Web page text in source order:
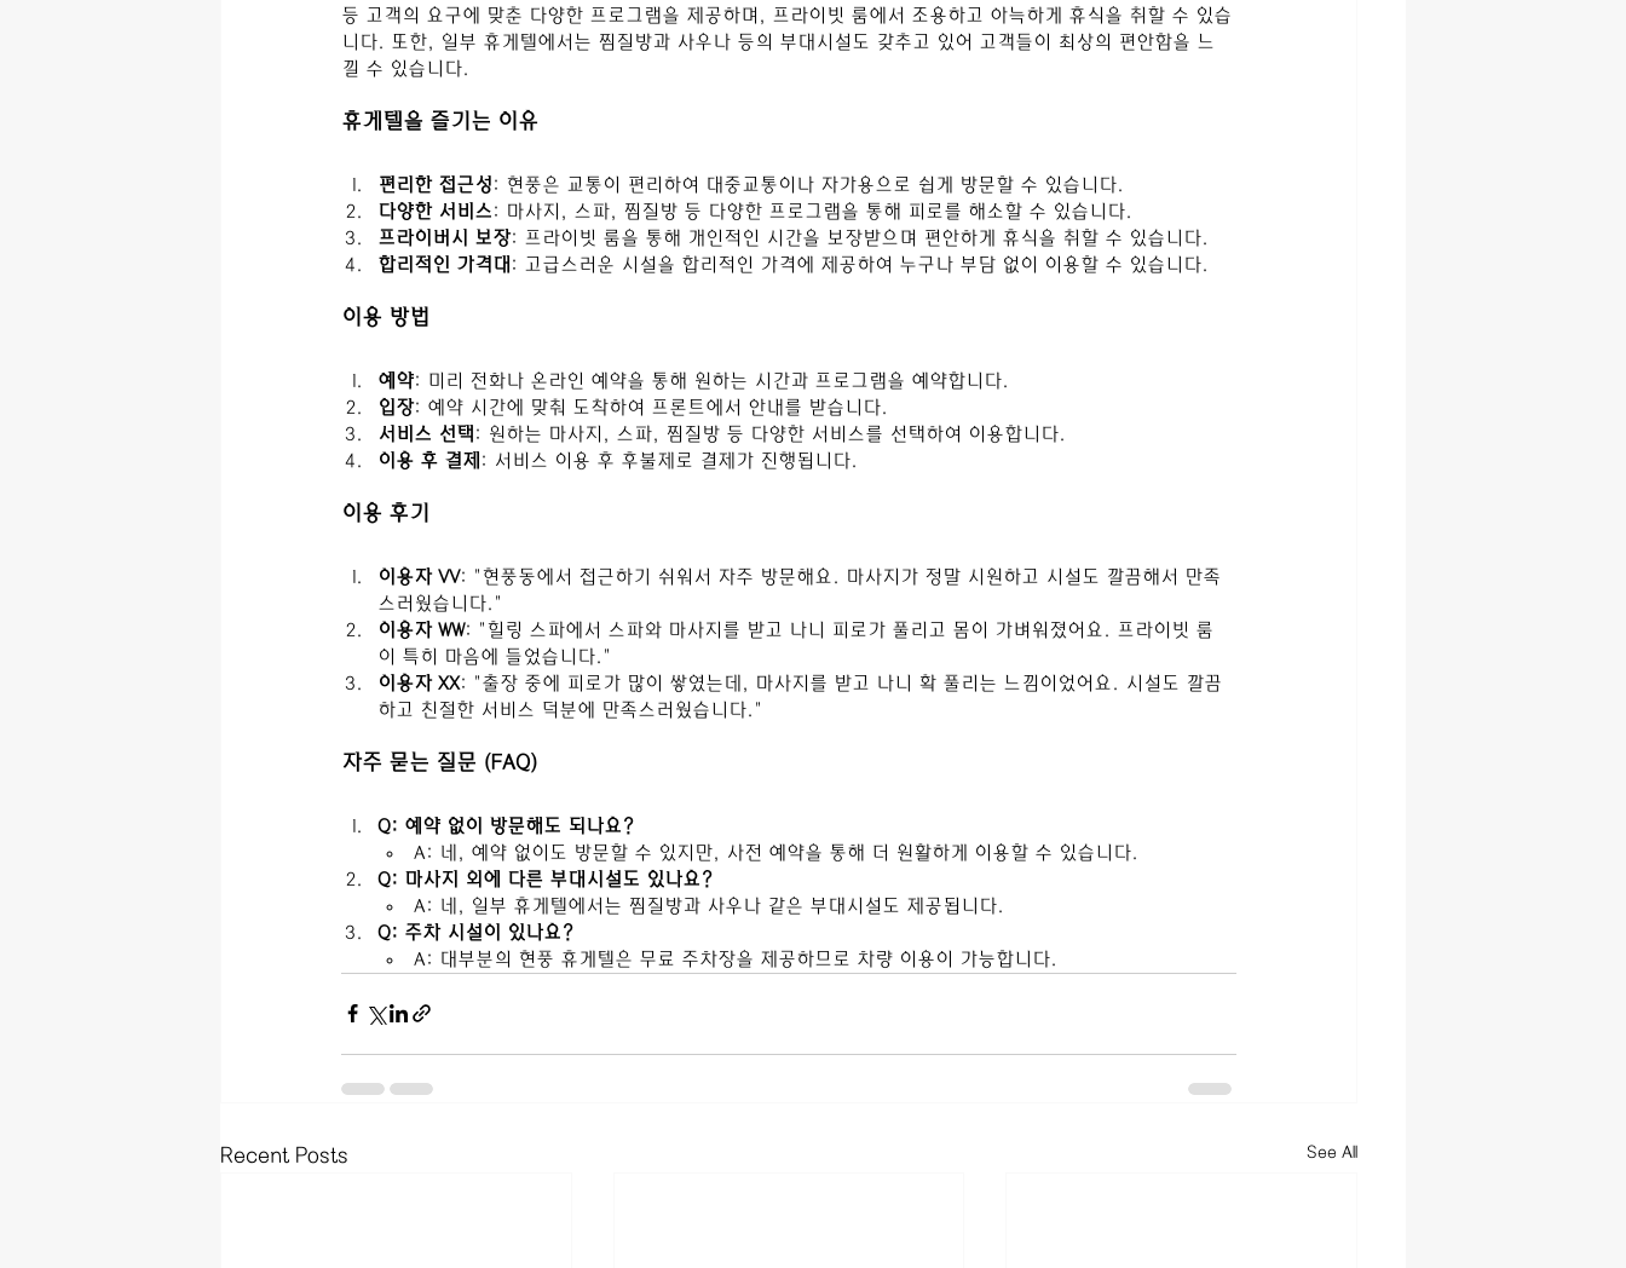
등 고객의 요구에 맞춘 다양한 프로그램을 제공하며, 프라이빗 룸에서 조용하고 아늑하게 휴식을 취할 수 있습
니다. 또한, 일부 휴게텔에서는 찜질방과 사우나 등의 부대시설도 갖추고 있어 고객들이 최상의 편안함을 느
낄 수 있습니다.
휴게텔을 즐기는 이유
편리한 접근성: 현풍은 교통이 편리하여 대중교통이나 자가용으로 쉽게 방문할 수 있습니다.
다양한 서비스: 마사지, 스파, 찜질방 등 다양한 프로그램을 통해 피로를 해소할 수 있습니다.
프라이버시 보장: 프라이빗 룸을 통해 개인적인 시간을 보장받으며 편안하게 휴식을 취할 수 있습니다.
합리적인 가격대 : 고급스러운 시설을 합리적인 가격에 제공하여 누구나 부담 없이 이용할 수 있습니다.
이용 방법
예약: 미리 전화나 온라인 예약을 통해 원하는 시간과 프로그램을 예약합니다.
입장: 예약 시간에 맞춰 도착하여 프론트에서 안내를 받습니다.
서비스 선택 : 원하는 마사지, 스파, 찜질방 등 다양한 서비스를 선택하여 이용합니다.
이용 후 결제 : 서비스 이용 후 후불제로 결제가 진행됩니다.
이용 후기
이용자 VV: "현풍동에서 접근하기 쉬워서 자주 방문해요. 마사지가 정말 시원하고 시설도 깔끔해서 만족
스러웠습니다."
이용자 WW: "힐링 스파에서 스파와 마사지를 받고 나니 피로가 풀리고 몸이 가벼워졌어요. 프라이빗 룸
이 특히 마음에 들었습니다."
이용자 XX: "출장 중에 피로가 많이 쌓였는데, 마사지를 받고 나니 확 풀리는 느낌이었어요. 시설도 깔끔
하고 친절한 서비스 덕분에 만족스러웠습니다."
자주 묻는 질문 (FAQ)
Q: 예약 없이 방문해도 되나요?
A: 네, 예약 없이도 방문할 수 있지만, 사전 예약을 통해 더 원활하게 이용할 수 있습니다.
Q: 마사지 외에 다른 부대시설도 있나요?
A: 네, 일부 휴게텔에서는 찜질방과 사우나 같은 부대시설도 제공됩니다.
Q: 주차 시설이 있나요?
A: 대부분의 현풍 휴게텔은 무료 주차장을 제공하므로 차량 이용이 가능합니다.
Recent Posts See All